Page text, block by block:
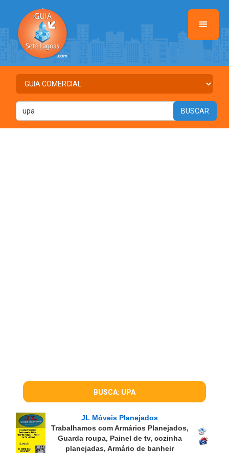
BUSCA: UPA
JL Móveis Planejados
Trabalhamos com Armários Planejados,
Guarda roupa, Painel de tv, cozinha
planejadas, Armário de banheir